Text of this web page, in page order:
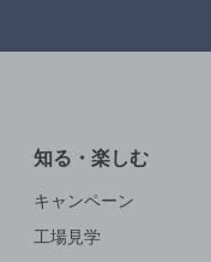
知る・楽しむ
キャンペーン
工場見学